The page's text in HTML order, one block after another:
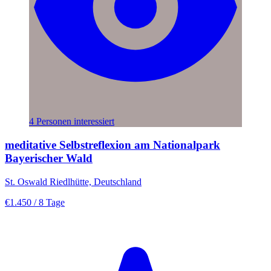
4 Personen interessiert
meditative Selbstreflexion am Nationalpark
Bayerischer Wald
St. Oswald Riedlhütte, Deutschland
€1.450 / 8 Tage